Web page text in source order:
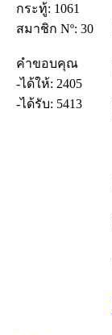
กระทู้: 1061
สมาชิก Nº: 30
คำขอบคุณ
-ได้ให้: 2405
-ได้รับ: 5413